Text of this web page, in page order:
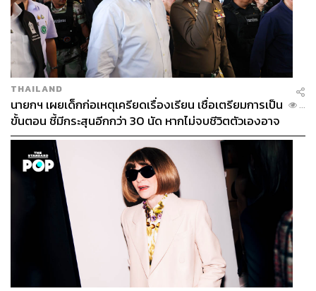
THAILAND
นายกฯ เผยเด็กก่อเหตุเครียดเรื่องเรียน เชื่อเตรียมการเป็น
ขั้นตอน ชี้มีกระสุนอีกกว่า 30 นัด หากไม่จบชีวิตตัวเองอาจ
สูญเสียเพิ่ม
...